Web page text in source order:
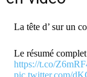
La tête d’ sur un
Le résumé
https://t.co/
pic.twitter.com/